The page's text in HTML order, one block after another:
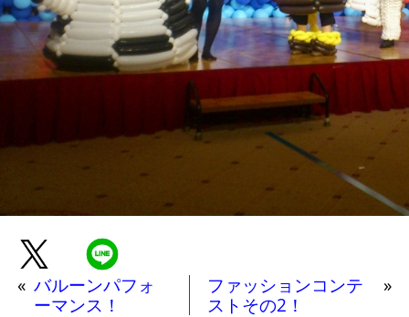
« バルーンパフォ
ーマンス！
ファッションコンテ
ストその2！
»